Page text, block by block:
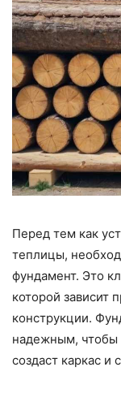
Перед тем как
теплицы,
фундамент. Это
которой зависит
конструкции.
надежным, чтобы
создаст каркас и